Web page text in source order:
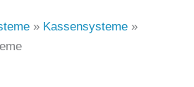
» Kassensysteme »